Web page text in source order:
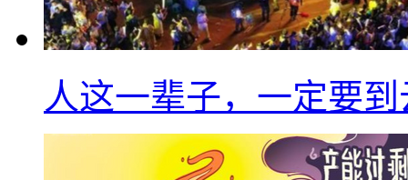
人这一辈子，一定要